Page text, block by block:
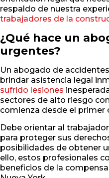
respaldo de nuestra
trabajadores de la
¿Qué hace un
urgentes?
Un abogado de
brindar asistencia legal
sufrido lesiones
sectores de alto riesgo
comienza desde el primer
Debe orientar al
para proteger sus
posibilidades de obtener
ello, estos profesionales
beneficios de la